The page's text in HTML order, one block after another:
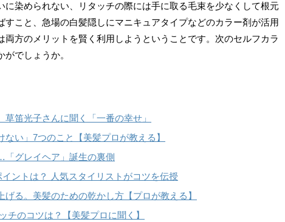
染められない、リタッチの際には手に取る毛束を少なくして根元
こと、急場の白髪隠しにマニキュアタイプなどのカラー剤が活用
方のメリットを賢く利用しようということです。次のセルフカラ
でしょうか。
笛光子さんに聞く「一番の幸せ」
い」7つのこと【美髪プロが教える】
グレイヘア」誕生の裏側
ントは？ 人気スタイリストがコツを伝授
る。美髪のための乾かし方【プロが教える】
チのコツは？【美髪プロに聞く】